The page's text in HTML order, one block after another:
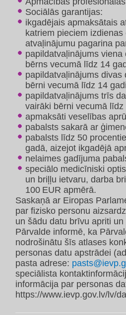
Sociālās garantijas:
ikgadējais apmaksātais
katriem pieciem
atvaļinājumu pagarina
papildatvaļinājums
bērns vecumā līdz 14
papildatvaļinājums
bērni vecumā līdz 14
papildatvaļinājums trīs
vairāki bērni vecumā
apmaksāti veselības
pabalsts sakarā ar
pabalsts līdz 50
gadā, aizejot ikgadējā
nelaimes gadījuma
speciālo medicīniski
un briļļu ietvaru, darba
100 EUR apmērā.
Saskaņā ar Eiropas
par fizisko personu
un šādu datu brīvu apriti
Pārvalde informē, ka
nodrošinātu šīs atlases
personas datu apstrādei
pasta adrese:
speciālista
informācija par personas
https://www.ievp.gov.lv/lv/